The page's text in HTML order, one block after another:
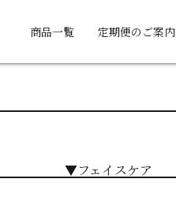
商品一覧 定期便のご案内
▼フェイスケア